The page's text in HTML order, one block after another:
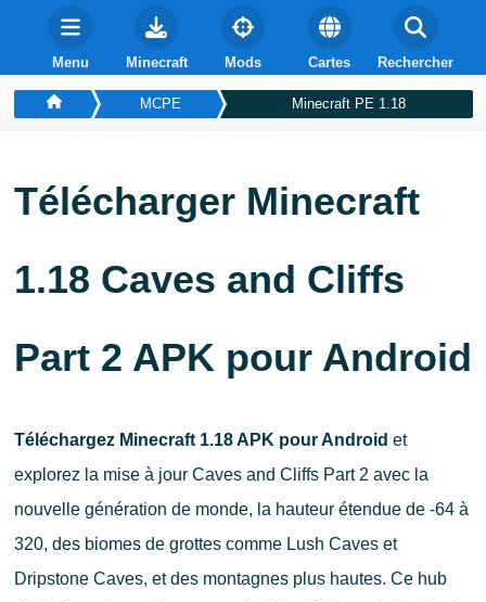
Menu Minecraft Mods Cartes Rechercher
MCPE Minecraft PE 1.18
Télécharger Minecraft
1.18 Caves and Cliffs
Part 2 APK pour Android
Téléchargez Minecraft 1.18 APK pour Android et
explorez la mise à jour Caves and Cliffs Part 2 avec la
nouvelle génération de monde, la hauteur étendue de -64 à
320, des biomes de grottes comme Lush Caves et
Dripstone Caves, et des montagnes plus hautes. Ce hub